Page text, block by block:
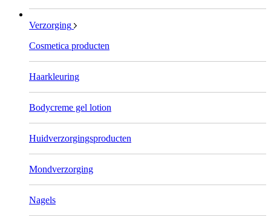
Verzorging
Cosmetica producten
Haarkleuring
Bodycreme gel lotion
Huidverzorgingsproducten
Mondverzorging
Nagels